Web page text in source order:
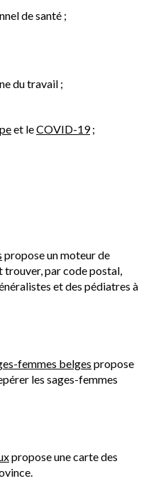
de santé ;
du travail ;
et leCOVID-19;
propose un moteur de
trouver, par code postal,
et des pédiatres à
femmes belges propose
les sages-femmes
propose une carte des